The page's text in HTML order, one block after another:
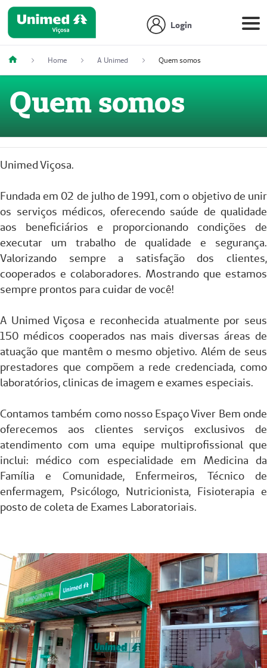
Login
Home A Unimed Quem somos
Quem somos
Unimed Viçosa.
Fundada em 02 de julho de 1991, com o objetivo de unir
os serviços médicos, oferecendo saúde de qualidade
aos beneficiários e proporcionando condições de
executar um trabalho de qualidade e segurança.
Valorizando sempre a satisfação dos clientes,
cooperados e colaboradores. Mostrando que estamos
sempre prontos para cuidar de você!
A Unimed Viçosa e reconhecida atualmente por seus
150 médicos cooperados nas mais diversas áreas de
atuação que mantêm o mesmo objetivo. Além de seus
prestadores que compõem a rede credenciada, como
laboratórios, clinicas de imagem e exames especiais.
Contamos também como nosso Espaço Viver Bem onde
oferecemos aos clientes serviços exclusivos de
atendimento com uma equipe multiprofissional que
inclui: médico com especialidade em Medicina da
Família e Comunidade, Enfermeiros, Técnico de
enfermagem, Psicólogo, Nutricionista, Fisioterapia e
posto de coleta de Exames Laboratoriais.